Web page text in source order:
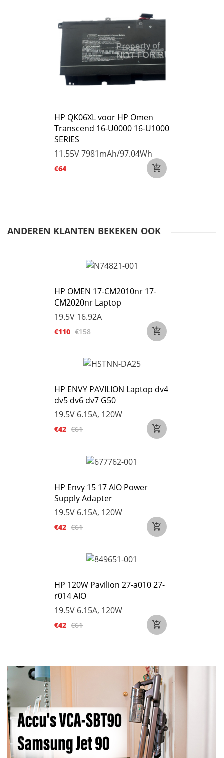
HP QK06XL voor HP Omen
Transcend 16-U0000 16-U1000
SERIES
11.55V7981mAh/97.04Wh
€64
ANDEREN KLANTEN BEKEKEN OOK
HP OMEN 17-CM2010nr 17-
CM2020nr Laptop
19.5V 16.92A
€110 €158
HP ENVY PAVILION Laptop dv4
dv5 dv6 dv7 G50
19.5V 6.15A, 120W
€42 €61
HP Envy 15 17 AIO Power
Supply Adapter
19.5V 6.15A, 120W
€42 €61
HP 120W Pavilion 27-a010 27-
r014 AIO
19.5V 6.15A, 120W
€42 €61